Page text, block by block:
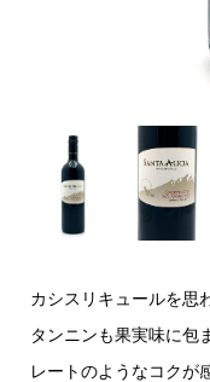
カシスリキュールを思
タンニンも果実味に包
レートのようなコクが